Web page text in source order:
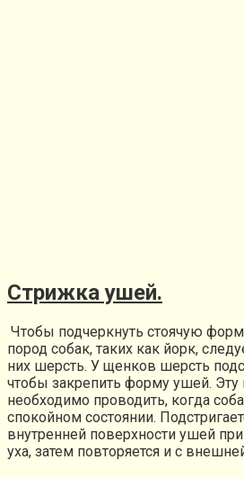
Стрижка ушей.
Чтобы подчеркнуть стоячую
пород собак, таких как йорк,
них шерсть. У щенков шерсть
чтобы закрепить форму ушей. Эту
необходимо проводить, когда
спокойном состоянии.
внутренней поверхности ушей
уха, затем повторяется и с